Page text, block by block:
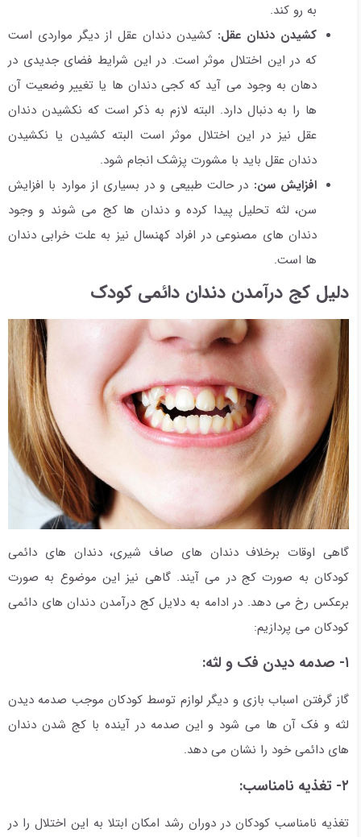
به رو کند.
کشیدن دندان عقل: کشیدن دندان عقل از دیگر مواردی است
که در این اختلال موثر است. در این شرایط فضای جدیدی در
دهان به وجود می آید که کجی دندان ها یا تغییر وضعیت آن
ها را به دنبال دارد. البته لازم به ذکر است که نکشیدن دندان
عقل نیز در این اختلال موثر است البته کشیدن یا نکشیدن
دندان عقل باید با مشورت پزشک انجام شود.
افزایش سن: در حالت طبیعی و در بسیاری از موارد با افزایش
سن، لثه تحلیل پیدا کرده و دندان ها کج می شوند و وجود
دندان های مصنوعی در افراد کهنسال نیز به علت خرابی دندان
ها است.
دلیل کج درآمدن دندان دائمی کودک
گاهی اوقات برخلاف دندان های صاف شیری، دندان های دائمی
کودکان به صورت کج در می آیند. گاهی نیز این موضوع به صورت
برعکس رخ می دهد. در ادامه به دلایل کج درآمدن دندان های دائمی
کودکان می پردازیم:
۱- صدمه دیدن فک و لثه:
گاز گرفتن اسباب بازی و دیگر لوازم توسط کودکان موجب صدمه دیدن
لثه و فک آن ها می شود و این صدمه در آینده با کج شدن دندان
های دائمی خود را نشان می دهد.
۲- تغذیه نامناسب:
تغذیه نامناسب کودکان در دوران رشد امکان ابتلا به این اختلال را در